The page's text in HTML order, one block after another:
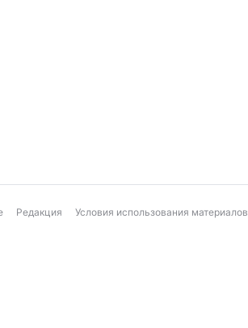
Редакция Условия использования материалов